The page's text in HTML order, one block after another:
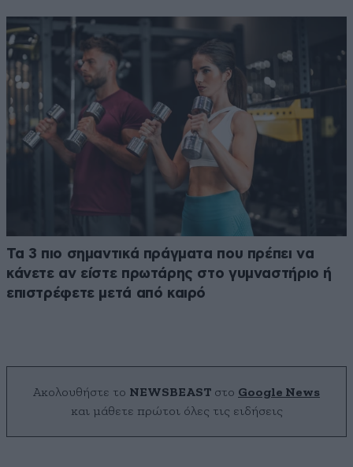
Τα 3 πιο σημαντικά πράγματα που πρέπει να
κάνετε αν είστε πρωτάρης στο γυμναστήριο ή
επιστρέφετε μετά από καιρό
Ακολουθήστε το NEWSBEAST στο Google News
και μάθετε πρώτοι όλες τις ειδήσεις